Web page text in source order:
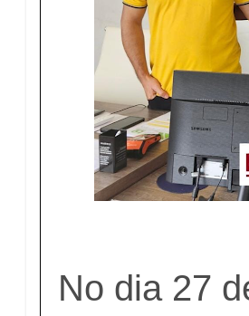
No dia 27